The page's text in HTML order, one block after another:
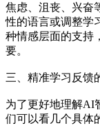
焦虑、沮丧、兴奋
性的语言或调整学
种情感层面的支持
要。
三、精准学习反馈
为了更好地理解AI
们可以看几个具体